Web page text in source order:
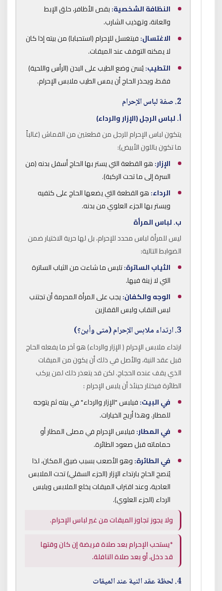
النظافة الشخصية:بقص الأظافر، حلق الإبط
والعانة، وتهذيب الشارب.
الاغتسال:فيتغسل للإحرام (استحبابا) من بيته إذا كان
لا يمكنه التوقف عند الميقات.
التطيب:يُسن وضع الطيب على البدن (الرأس واللحية)
فقط، ويحذر الحاج أن يمس الطيب ملابس الإحرام.
2. صفة لباس الإحرام
أ. لباس الرجل (الإزار والرداء)
يتكون لباس الإحرام للرجل من قطعتين من القماش (غالباً
ما تكون باللون الأبيض):
الإزار:هو القطعة التي يستر بها الحاج أسفل بدنه (من
السرة إلى ما تحت الركبة).
الرداء:هو القطعة التي يضعها الحاج على كتفيه
ويستر بها الجزء العلوي من بدنه.
ب. لباس المرأة
ليس للمرأة لباس محدد للإحرام، بل لها حرية الاختيار ضمن
الضوابط التالية:
الثياب الساترة:تلبس ما شاءت من الثياب الساترة
التي لا زينة فيها.
الوجه والكفان:يجب على المرأة المحرمة أن تجتنب
لبس النقاب ولبس القفازين
3. ارتداء ملابس الإحرام (متى وأين؟)
ارتداء ملابس الإحرام ( الإزار والرداء) هو آخر ما يفعله الحاج
قبل عقد النية، والأصل في ذلك أن يكون من الميقات
الذي يقف عنده الحجاج. لكن قد يتعذر ذلك لمن يركب
الطائرة فيختار حينئذ أن يلبس الإحرام :
في البيت:فيلبس "الإزار والرداء" في بيته ثم يتوجه
للمطار. وهذا أريح الخيارات.
في المطار:فيلبس الإحرام في مصلى المطار أو
حماماته قبل صعود الطائرة.
في الطائرة:وهو الأصعب بسبب ضيق المكان، لذا
يُنصح الحاج بارتداء الإزار (الجزء السفلي) تحت الملابس
العادية، وعند اقتراب الميقات يخلع الملابس ويلبس
الرداء (الجزء العلوي).
ولا يجوز تجاوز الميقات من غير لباس الإحرام.
*يستحب الإحرام بعد صلاة فريضة إن كان وقتها
قد دخل، أو بعد صلاة النافلة.
4. لحظة عقد النية عند الميقات